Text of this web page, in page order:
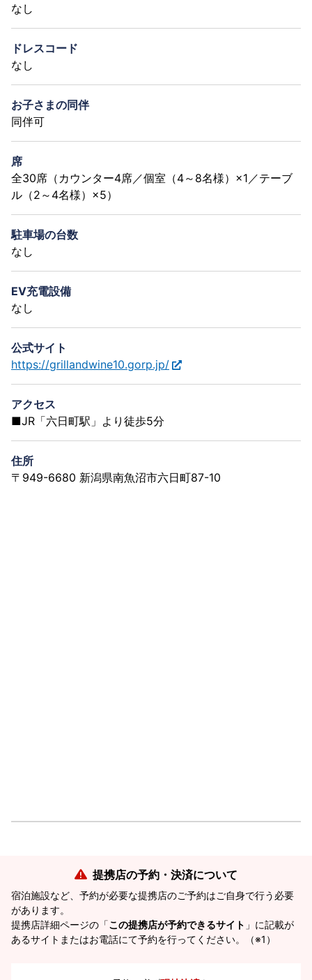
なし
ドレスコード
なし
お子さまの同伴
同伴可
席
全30席（カウンター4席／個室（4～8名様）×1／テーブ
ル（2～4名様）×5）
駐車場の台数
なし
EV充電設備
なし
公式サイト
https://grillandwine10.gorp.jp/
アクセス
■JR「六日町駅」より徒歩5分
住所
〒949-6680 新潟県南魚沼市六日町87-10
提携店の予約・決済について
宿泊施設など、予約が必要な提携店のご予約はご自身で行う必要
があります。
提携店詳細ページの「この提携店が予約できるサイト 」に記載が
あるサイトまたはお電話にて予約を行ってください。（※1）